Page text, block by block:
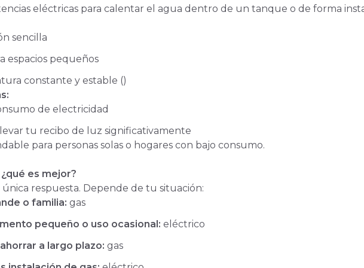
eléctricas para calentar el agua dentro de un tanque o de forma
sencilla
espacios pequeños
constante y estable ()
de electricidad
tu recibo de luz significativamente
para personas solas o hogares con bajo consumo.
es mejor?
única respuesta. Depende de tu situación:
o familia: gas
pequeño o uso ocasional: eléctrico
a largo plazo: gas